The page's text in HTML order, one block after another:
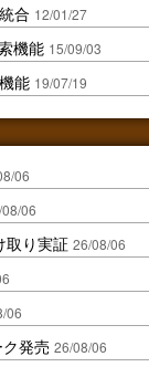
合 12/01/27
機能 15/09/03
能 19/07/19
06
06
取り実証 26/08/06
06
発売 26/08/06